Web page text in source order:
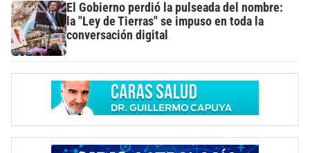
El Gobierno perdió la pulseada del nombre:
la "Ley de Tierras" se impuso en toda la
conversación digital